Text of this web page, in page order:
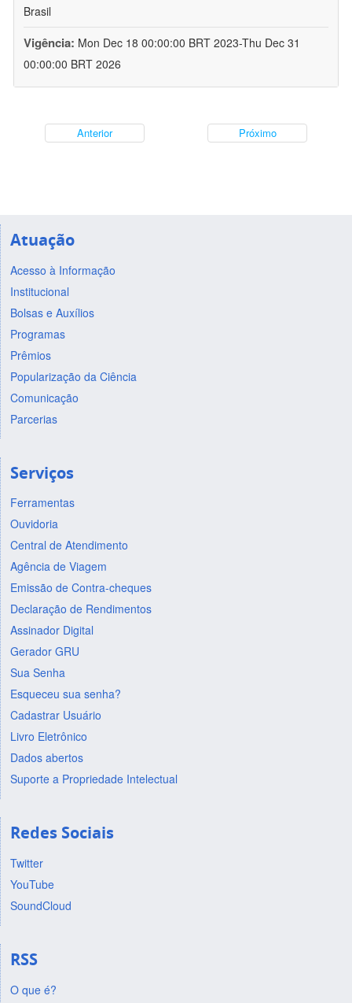
Brasil
Vigência: Mon Dec 18 00:00:00 BRT 2023-Thu Dec 31
00:00:00 BRT 2026
Anterior Próximo
Atuação
Acesso à Informação
Institucional
Bolsas e Auxílios
Programas
Prêmios
Popularização da Ciência
Comunicação
Parcerias
Serviços
Ferramentas
Ouvidoria
Central de Atendimento
Agência de Viagem
Emissão de Contra-cheques
Declaração de Rendimentos
Assinador Digital
Gerador GRU
Sua Senha
Esqueceu sua senha?
Cadastrar Usuário
Livro Eletrônico
Dados abertos
Suporte a Propriedade Intelectual
Redes Sociais
Twitter
YouTube
SoundCloud
RSS
O que é?